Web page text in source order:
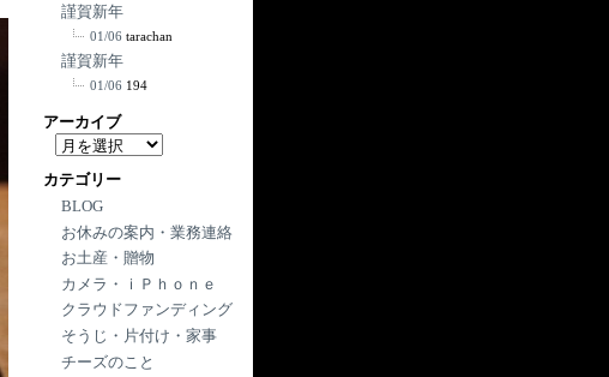
謹賀新年
01/06 tarachan
謹賀新年
01/06 194
アーカイブ
ア
カ
イ
ブ
カテゴリー
BLOG
お休みの案内・業務連絡
お土産・贈物
カメラ・ｉＰｈｏｎｅ
クラウドファンディング
そうじ・片付け・家事
チーズのこと